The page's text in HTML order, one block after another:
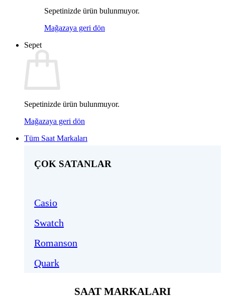
Sepetinizde ürün bulunmuyor.
Mağazaya geri dön
Sepet
Sepetinizde ürün bulunmuyor.
Mağazaya geri dön
Tüm Saat Markaları
ÇOK SATANLAR
Casio
Swatch
Romanson
Quark
SAAT MARKALARI